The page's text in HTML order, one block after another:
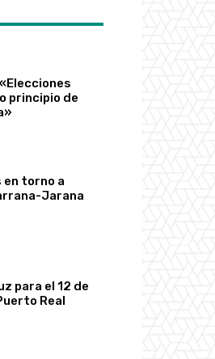
principio de
en torno a
Jarana
para el 12 de
Real